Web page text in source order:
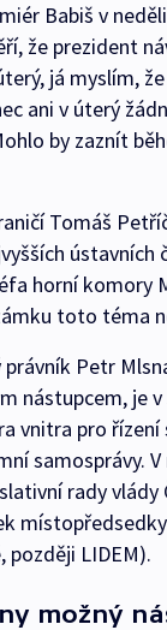
Babiš v
že prezident
já myslím,
ani v úterý
by zaznít
Tomáš
ústavních
horní komory
toto téma
Petr
nástupcem, je
vnitra pro řízení
samosprávy.
rady vlády
později LIDEM).
možný